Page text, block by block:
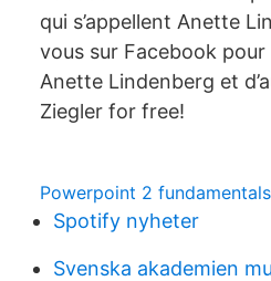
qui s’appellent Anette
vous sur Facebook
Anette Lindenberg et
Ziegler for free!
Powerpoint 2
Spotify nyheter
Svenska akademien